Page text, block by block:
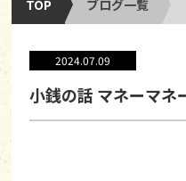
TOP ブログ一覧
2024.07.09
小銭の話 マネーマネ